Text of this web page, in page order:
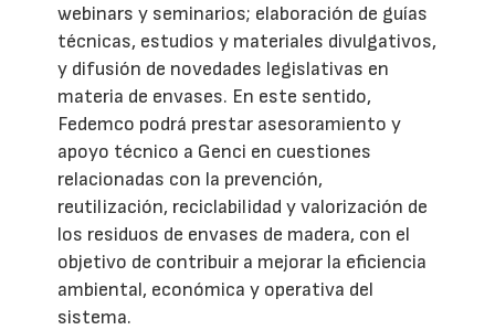
webinars y seminarios; elaboración de guías
técnicas, estudios y materiales divulgativos,
y difusión de novedades legislativas en
materia de envases. En este sentido,
Fedemco podrá prestar asesoramiento y
apoyo técnico a Genci en cuestiones
relacionadas con la prevención,
reutilización, reciclabilidad y valorización de
los residuos de envases de madera, con el
objetivo de contribuir a mejorar la eficiencia
ambiental, económica y operativa del
sistema.